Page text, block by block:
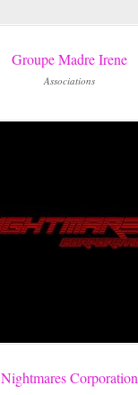
Groupe Madre Irene
Associations
Nightmares Corporation